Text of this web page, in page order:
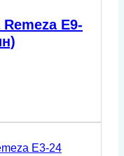
E9-